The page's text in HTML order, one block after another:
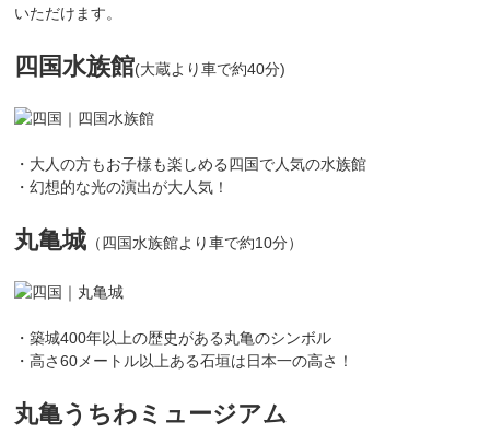
いただけます。
四国水族館(大蔵より車で約40分)
・大人の方もお子様も楽しめる四国で人気の水族館
・幻想的な光の演出が大人気！
丸亀城 （四国水族館より車で約10分）
・築城400年以上の歴史がある丸亀のシンボル
・高さ60メートル以上ある石垣は日本一の高さ！
丸亀うちわミュージアム